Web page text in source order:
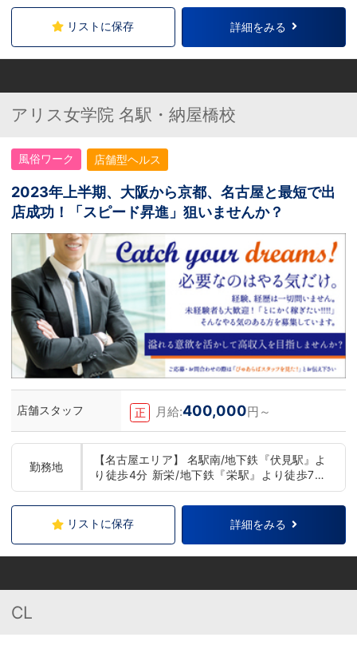
リストに保存 詳細をみる
アリス女学院 名駅・納屋橋校
風俗ワーク 店舗型ヘルス
2023年上半期、大阪から京都、名古屋と最短で出
店成功！「スピード昇進」狙いませんか？
店舗スタッフ 正 月給:400,000円～
勤務地
【名古屋エリア】 名駅南/地下鉄『伏見駅』よ
り徒歩4分 新栄/地下鉄『栄駅』より徒歩7分
【梅田エリア】 各線『梅田駅』より徒歩2分
【日本橋エリア】 各線『日本橋駅』より徒歩1
分 【谷九エリア】 各線『谷町九丁目駅』より
リストに保存 詳細をみる
CL